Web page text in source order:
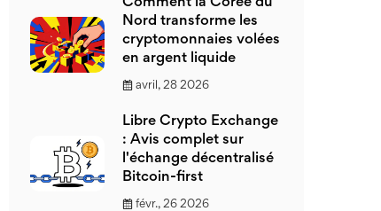
Comment la Corée du
Nord transforme les
cryptomonnaies volées
en argent liquide
avril, 28 2026
Libre Crypto Exchange
: Avis complet sur
l'échange décentralisé
Bitcoin-first
févr., 26 2026